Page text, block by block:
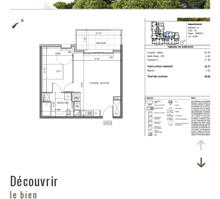
découvrir
le bien